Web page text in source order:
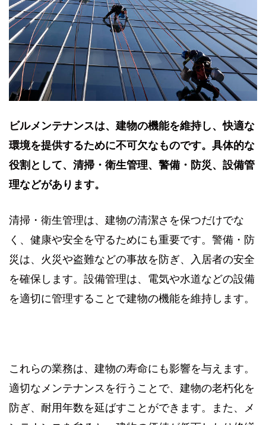
ビルメンテナンスは、建物の機能を維持し、快適な
環境を提供するために不可欠なものです。具体的な
役割として、清掃・衛生管理、警備・防災、設備管
理などがあります。
清掃・衛生管理は、建物の清潔さを保つだけでな
く、健康や安全を守るためにも重要です。警備・防
災は、火災や盗難などの事故を防ぎ、入居者の安全
を確保します。設備管理は、電気や水道などの設備
を適切に管理することで建物の機能を維持します。
これらの業務は、建物の寿命にも影響を与えます。
適切なメンテナンスを行うことで、建物の老朽化を
防ぎ、耐用年数を延ばすことができます。また、メ